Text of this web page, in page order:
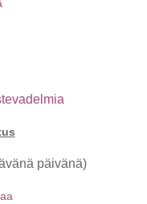
päivänä)